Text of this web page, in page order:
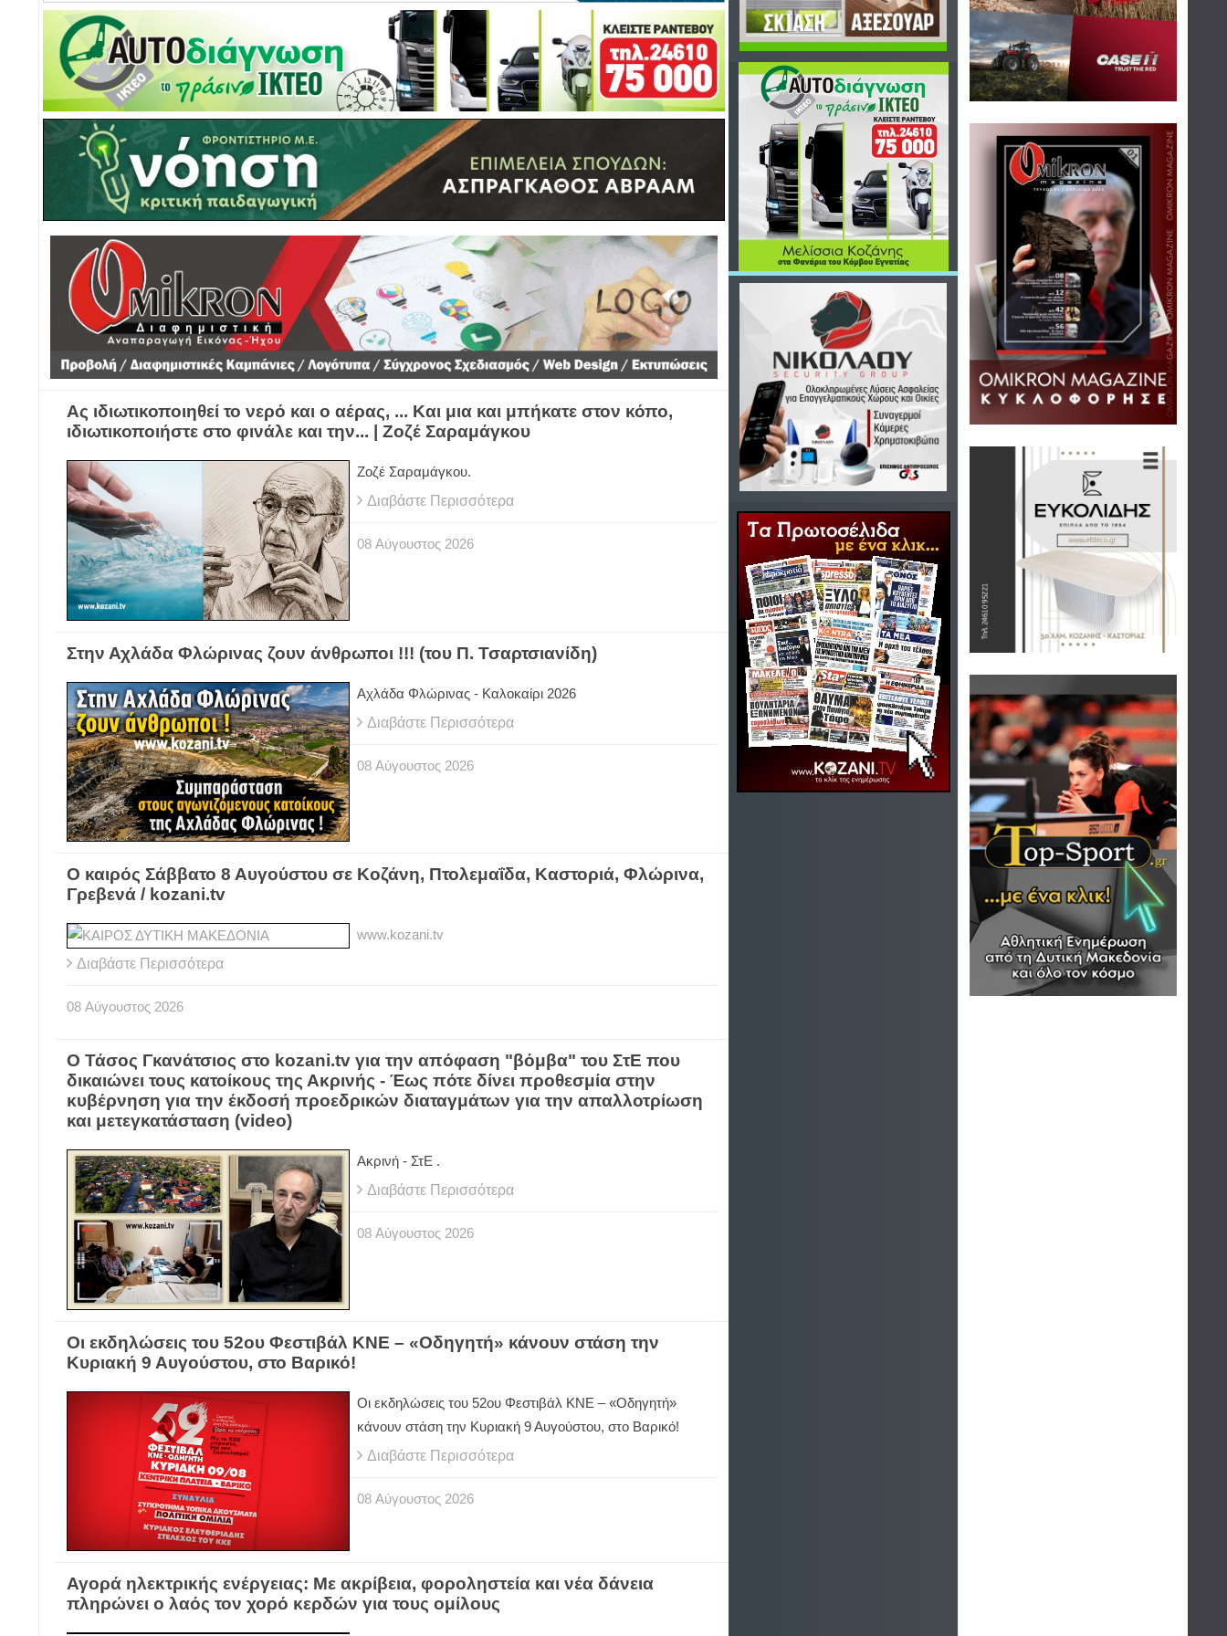
Ας ιδιωτικοποιηθεί το νερό και ο αέρας, ... Και μια και μπήκατε στον κόπο,
ιδιωτικοποιήστε στο φινάλε και την... | Ζοζέ Σαραμάγκου
Ζοζέ Σαραμάγκου.
Διαβάστε Περισσότερα
08 Αύγουστος 2026
Στην Αχλάδα Φλώρινας ζουν άνθρωποι !!! (του Π. Τσαρτσιανίδη)
Αχλάδα Φλώρινας - Καλοκαίρι 2026
Διαβάστε Περισσότερα
08 Αύγουστος 2026
Ο καιρός Σάββατο 8 Αυγούστου σε Κοζάνη, Πτολεμαΐδα, Καστοριά, Φλώρινα,
Γρεβενά / kozani.tv
www.kozani.tv
Διαβάστε Περισσότερα
08 Αύγουστος 2026
Ο Τάσος Γκανάτσιος στο kozani.tv για την απόφαση "βόμβα" του ΣτΕ που
δικαιώνει τους κατοίκους της Ακρινής - Έως πότε δίνει προθεσμία στην
κυβέρνηση για την έκδοσή προεδρικών διαταγμάτων για την απαλλοτρίωση
και μετεγκατάσταση (video)
Ακρινή - ΣτΕ .
Διαβάστε Περισσότερα
08 Αύγουστος 2026
Οι εκδηλώσεις του 52ου Φεστιβάλ ΚΝΕ – «Οδηγητή» κάνουν στάση την
Κυριακή 9 Αυγούστου, στο Βαρικό!
Οι εκδηλώσεις του 52ου Φεστιβάλ ΚΝΕ – «Οδηγητή»
κάνουν στάση την Κυριακή 9 Αυγούστου, στο Βαρικό!
Διαβάστε Περισσότερα
08 Αύγουστος 2026
Αγορά ηλεκτρικής ενέργειας: Με ακρίβεια, φοροληστεία και νέα δάνεια
πληρώνει ο λαός τον χορό κερδών για τους ομίλους